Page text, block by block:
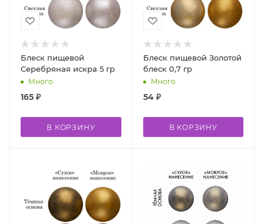
Блеск пищевой
Серебряная искра 5 гр
Много
165 ₽
В КОРЗИНУ
Блеск пищевой Золотой
блеск 0,7 гр
Много
54₽
В КОРЗИНУ